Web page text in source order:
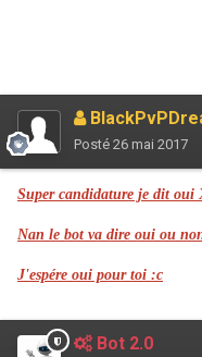
Posté 26 mai 2017
Super candidature je dit oui
Nan le bot va dire oui ou
J'espére oui pour toi :c
Bot 2.0